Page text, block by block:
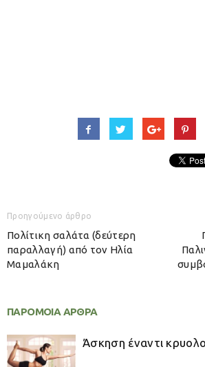
Προηγούμενο άρθρο
Πολίτικη σαλάτα (δεύτερη
παραλλαγή) από τον Ηλία
Μαμαλάκη
ΠΑΡΟΜΟΙΑ ΑΡΘΡΑ
Άσκηση έναντι